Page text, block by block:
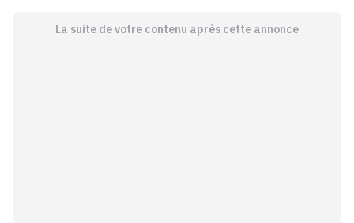
La suite de votre contenu après cette annonce